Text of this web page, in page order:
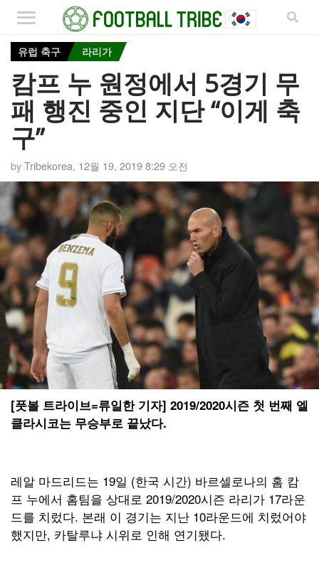
유럽 축구 라리가
캄프 누 원정에서 5경기 무
패 행진 중인 지단 “이게 축
구”
byTribekorea, 12월 19, 2019 8:29 오전
[풋볼 트라이브=류일한 기자] 2019/2020시즌 첫 번째 엘
클라시코는 무승부로 끝났다.
레알 마드리드는 19일 (한국 시간) 바르셀로나의 홈 캄
프 누에서 홈팀을 상대로 2019/2020시즌 라리가 17라운
드를 치렀다. 본래 이 경기는 지난 10라운드에 치렀어야
했지만, 카탈루냐 시위로 인해 연기됐다.